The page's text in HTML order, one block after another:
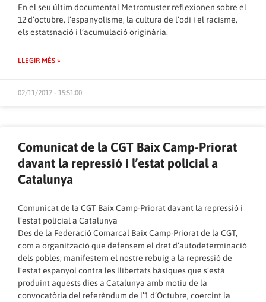
En el seu últim documental Metromuster reflexionen sobre el
12 d’octubre, l’espanyolisme, la cultura de l’odi i el racisme,
els estatsnació i l’acumulació originària.
LLEGIR MÉS »
02/11/2017 - 15:51:00
Comunicat de la CGT Baix Camp-Priorat
davant la repressió i l’estat policial a
Catalunya
Comunicat de la CGT Baix Camp-Priorat davant la repressió i
l’estat policial a Catalunya
Des de la Federació Comarcal Baix Camp-Priorat de la CGT,
com a organització que defensem el dret d’autodeterminació
dels pobles, manifestem el nostre rebuig a la repressió de
l’estat espanyol contra les llibertats bàsiques que s’està
produint aquests dies a Catalunya amb motiu de la
convocatòria del referèndum de l’1 d’Octubre, coercint la